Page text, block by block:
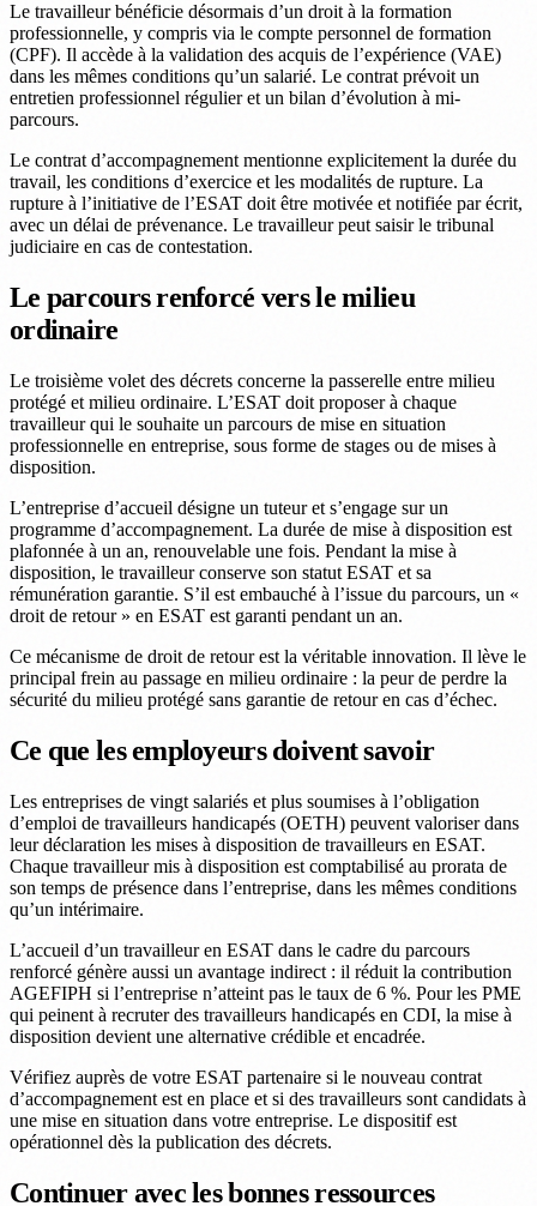
Le travailleur bénéficie désormais d’un droit à la formation
professionnelle, y compris via le compte personnel de formation
(CPF). Il accède à la validation des acquis de l’expérience (VAE)
dans les mêmes conditions qu’un salarié. Le contrat prévoit un
entretien professionnel régulier et un bilan d’évolution à mi-
parcours.
Le contrat d’accompagnement mentionne explicitement la durée du
travail, les conditions d’exercice et les modalités de rupture. La
rupture à l’initiative de l’ESAT doit être motivée et notifiée par écrit,
avec un délai de prévenance. Le travailleur peut saisir le tribunal
judiciaire en cas de contestation.
Le parcours renforcé vers le milieu
ordinaire
Le troisième volet des décrets concerne la passerelle entre milieu
protégé et milieu ordinaire. L’ESAT doit proposer à chaque
travailleur qui le souhaite un parcours de mise en situation
professionnelle en entreprise, sous forme de stages ou de mises à
disposition.
L’entreprise d’accueil désigne un tuteur et s’engage sur un
programme d’accompagnement. La durée de mise à disposition est
plafonnée à un an, renouvelable une fois. Pendant la mise à
disposition, le travailleur conserve son statut ESAT et sa
rémunération garantie. S’il est embauché à l’issue du parcours, un «
droit de retour » en ESAT est garanti pendant un an.
Ce mécanisme de droit de retour est la véritable innovation. Il lève le
principal frein au passage en milieu ordinaire : la peur de perdre la
sécurité du milieu protégé sans garantie de retour en cas d’échec.
Ce que les employeurs doivent savoir
Les entreprises de vingt salariés et plus soumises à l’obligation
d’emploi de travailleurs handicapés (OETH) peuvent valoriser dans
leur déclaration les mises à disposition de travailleurs en ESAT.
Chaque travailleur mis à disposition est comptabilisé au prorata de
son temps de présence dans l’entreprise, dans les mêmes conditions
qu’un intérimaire.
L’accueil d’un travailleur en ESAT dans le cadre du parcours
renforcé génère aussi un avantage indirect : il réduit la contribution
AGEFIPH si l’entreprise n’atteint pas le taux de 6 %. Pour les PME
qui peinent à recruter des travailleurs handicapés en CDI, la mise à
disposition devient une alternative crédible et encadrée.
Vérifiez auprès de votre ESAT partenaire si le nouveau contrat
d’accompagnement est en place et si des travailleurs sont candidats à
une mise en situation dans votre entreprise. Le dispositif est
opérationnel dès la publication des décrets.
Continuer avec les bonnes ressources